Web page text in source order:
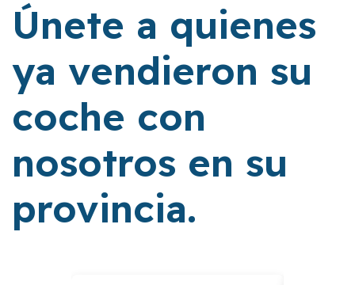
Únete a quienes
ya vendieron su
coche con
nosotros en su
provincia.